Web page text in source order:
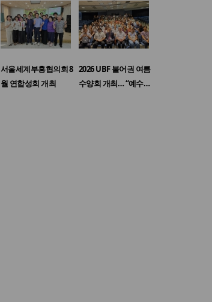
서울세계부흥협의회 8
월 연합성회 개최
2026 UBF 불어권 여름
수양회 개최… “예수…